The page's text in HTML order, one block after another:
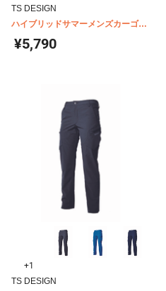
TS DESIGN
ハイブリッドサマーメンズカーゴパ
ンツ 84604
¥5,790
+1
TS DESIGN